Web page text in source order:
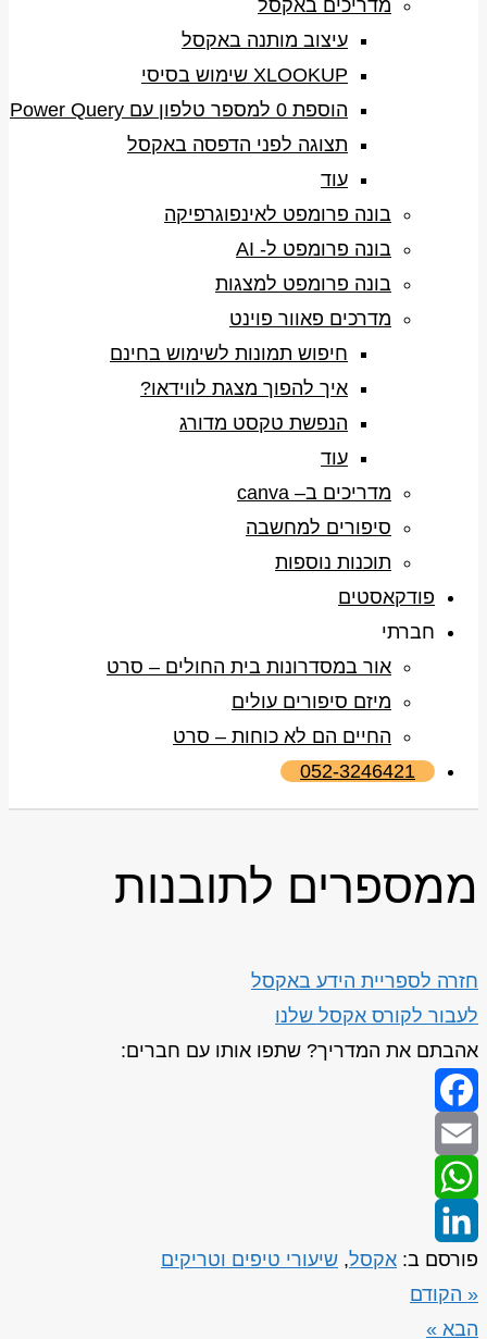
מדריכים באקסל
עיצוב מותנה באקסל
XLOOKUP שימוש בסיסי
הוספת 0 למספר טלפון עם Power Query
תצוגה לפני הדפסה באקסל
עוד
בונה פרומפט לאינפוגרפיקה
בונה פרומפט ל- AI
בונה פרומפט למצגות
מדרכים פאוור פוינט
חיפוש תמונות לשימוש בחינם
איך להפוך מצגת לווידאו?
הנפשת טקסט מדורג
עוד
מדריכים ב– canva
סיפורים למחשבה
תוכנות נוספות
פודקאסטים
חברתי
אור במסדרונות בית החולים – סרט
מיזם סיפורים עולים
החיים הם לא כוחות – סרט
052-3246421
ממספרים לתובנות
חזרה לספריית הידע באקסל
לעבור לקורס אקסל שלנו
אהבתם את המדריך? שתפו אותו עם חברים:
Facebook
Email
WhatsApp
LinkedIn
פורסם ב: אקסל, שיעורי טיפים וטריקים
« הקודם
הבא »